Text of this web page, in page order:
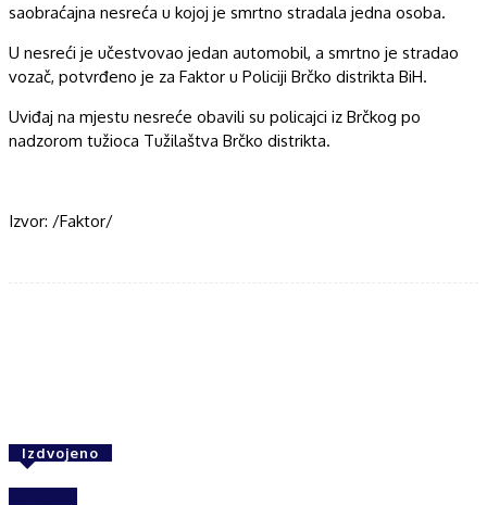
saobraćajna nesreća u kojoj je smrtno stradala jedna osoba.
U nesreći je učestvovao jedan automobil, a smrtno je stradao
vozač, potvrđeno je za Faktor u Policiji Brčko distrikta BiH.
Uviđaj na mjestu nesreće obavili su policajci iz Brčkog po
nadzorom tužioca Tužilaštva Brčko distrikta.
Izvor: /Faktor/
Izdvojeno